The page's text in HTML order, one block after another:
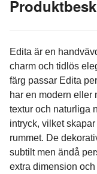
Edita är en
charm och tidlös
färg passar Edita
har en modern eller
textur och naturliga
intryck, vilket
rummet. De
subtilt men ändå
extra dimension